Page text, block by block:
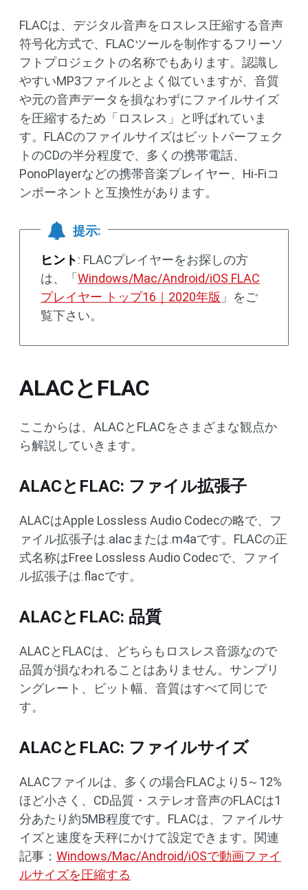
FLACは、デジタル音声をロスレス圧縮する音声
符号化方式で、FLACツールを制作するフリーソ
フトプロジェクトの名称でもあります。認識し
やすいMP3ファイルとよく似ていますが、音質
や元の音声データを損なわずにファイルサイズ
を圧縮するため「ロスレス」と呼ばれていま
す。FLACのファイルサイズはビットパーフェク
トのCDの半分程度で、多くの携帯電話、
PonoPlayerなどの携帯音楽プレイヤー、Hi-Fiコ
ンポーネントと互換性があります。
提示:
ヒント: FLACプレイヤーをお探しの方
は、「 Windows/Mac/Android/iOS FLAC
プレイヤー トップ16｜2020年版 」をご
覧下さい。
ALACとFLAC
ここからは、ALACとFLACをさまざまな観点か
ら解説していきます。
ALACとFLAC: ファイル拡張子
ALACはApple Lossless Audio Codecの略で、フ
ァイル拡張子は.alacまたは.m4aです。FLACの正
式名称はFree Lossless Audio Codecで、ファイ
ル拡張子は.flacです。
ALACとFLAC: 品質
ALACとFLACは、どちらもロスレス音源なので
品質が損なわれることはありません。サンプリ
ングレート、ビット幅、音質はすべて同じで
す。
ALACとFLAC: ファイルサイズ
ALACファイルは、多くの場合FLACより5～12%
ほど小さく、CD品質・ステレオ音声のFLACは1
分あたり約5MB程度です。FLACは、ファイルサ
イズと速度を天秤にかけて設定できます。関連
記事： Windows/Mac/Android/iOSで動画ファイ
ルサイズを圧縮する